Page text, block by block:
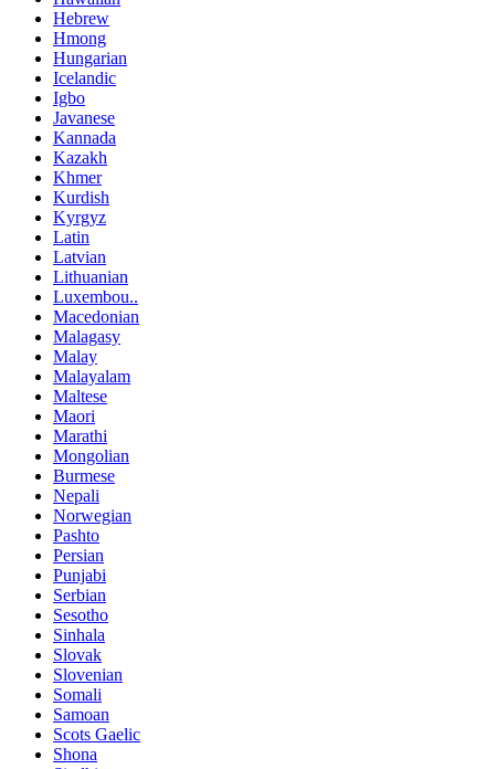
Hebrew
Hmong
Hungarian
Icelandic
Igbo
Javanese
Kannada
Kazakh
Khmer
Kurdish
Kyrgyz
Latin
Latvian
Lithuanian
Luxembou..
Macedonian
Malagasy
Malay
Malayalam
Maltese
Maori
Marathi
Mongolian
Burmese
Nepali
Norwegian
Pashto
Persian
Punjabi
Serbian
Sesotho
Sinhala
Slovak
Slovenian
Somali
Samoan
Scots Gaelic
Shona